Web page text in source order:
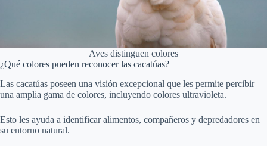
Aves distinguen colores
¿Qué colores pueden reconocer las cacatúas?
Las cacatúas poseen una visión excepcional que les permite percibir
una amplia gama de colores, incluyendo colores ultravioleta.
Esto les ayuda a identificar alimentos, compañeros y depredadores en
su entorno natural.